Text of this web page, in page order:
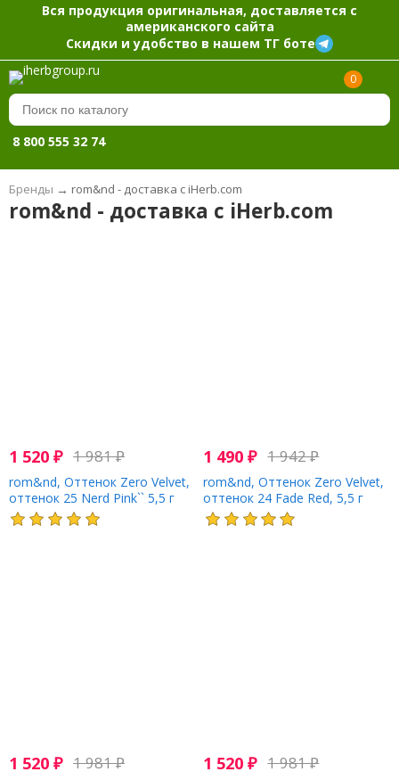
Вся продукция оригинальная, доставляется с
американского сайта
Скидки и удобство в нашем ТГ боте
0
8 800 555 32 74
Бренды → rom&nd - доставка с iHerb.com
rom&nd - доставка с iHerb.com
1 520 ₽ 1 981₽
rom&nd, Оттенок Zero Velvet,
оттенок 25 Nerd Pink`` 5,5 г
1 490₽ 1 942₽
rom&nd, Оттенок Zero Velvet,
оттенок 24 Fade Red, 5,5 г
1 520 ₽ 1 981₽ 1 520₽ 1 981₽